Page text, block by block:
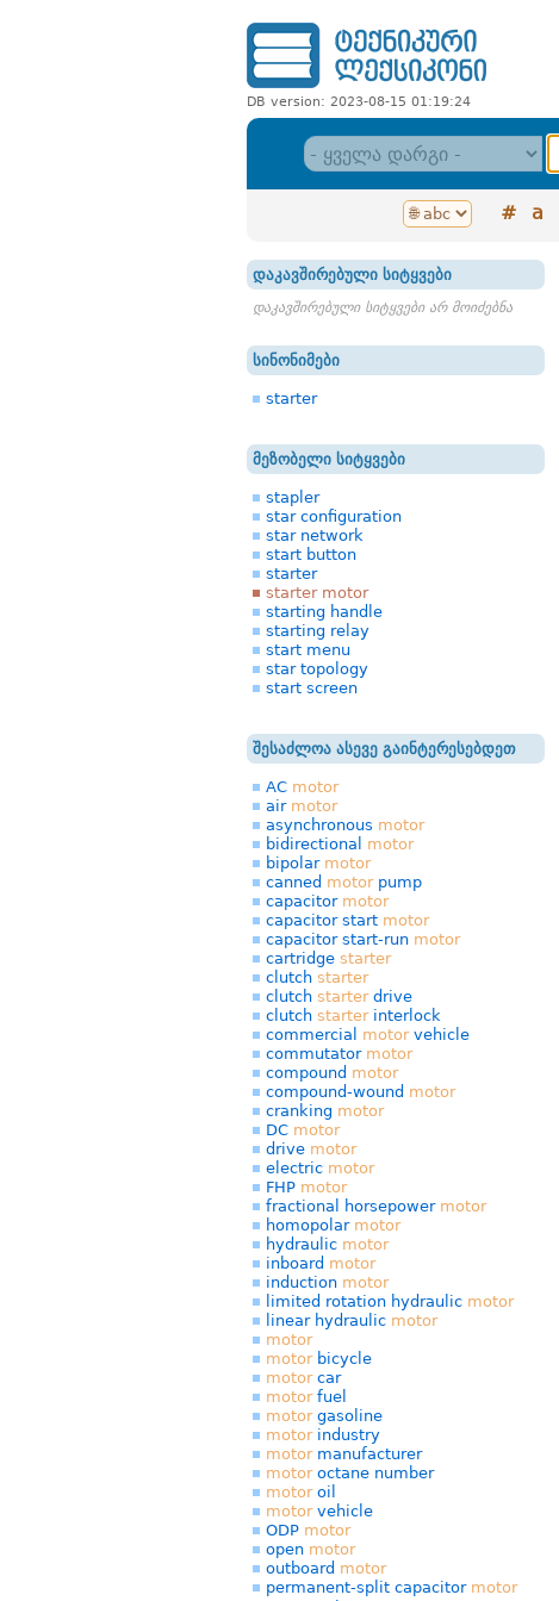
DB version: 2023-08-15 01:19:24
# a
დაკავშირებული სიტყვები
დაკავშირებული სიტყვები არ მოიძებნა
სინონიმები
starter
მეზობელი სიტყვები
stapler
star configuration
star network
start button
starter
starter motor
starting handle
starting relay
start menu
star topology
start screen
შესაძლოა ასევე გაინტერესებდეთ
AC motor
air motor
asynchronous motor
bidirectional motor
bipolar motor
canned motorpump
capacitor motor
capacitor start motor
capacitor start-run motor
cartridge starter
clutch starter
clutch starterdrive
clutch starterinterlock
commercial motorvehicle
commutator motor
compound motor
compound-wound motor
cranking motor
DC motor
drive motor
electric motor
FHP motor
fractional horsepower motor
homopolar motor
hydraulic motor
inboard motor
induction motor
limited rotation hydraulic motor
linear hydraulic motor
motor
motorbicycle
motorcar
motorfuel
motorgasoline
motorindustry
motormanufacturer
motoroctane number
motoroil
motorvehicle
ODP motor
open motor
outboard motor
permanent-split capacitor motor